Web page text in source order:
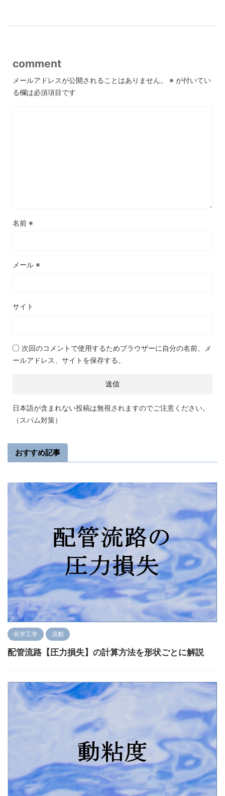
comment
メールアドレスが公開されることはありません。 ※ が付いてい
る欄は必須項目です
名前 ※
メール ※
サイト
次回のコメントで使用するためブラウザーに自分の名前、メ
ールアドレス、サイトを保存する。
日本語が含まれない投稿は無視されますのでご注意ください。
（スパム対策）
おすすめ記事
化学工学 流動
配管流路【圧力損失】の計算方法を形状ごとに解説